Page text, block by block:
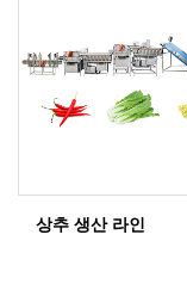
상추 생산 라인